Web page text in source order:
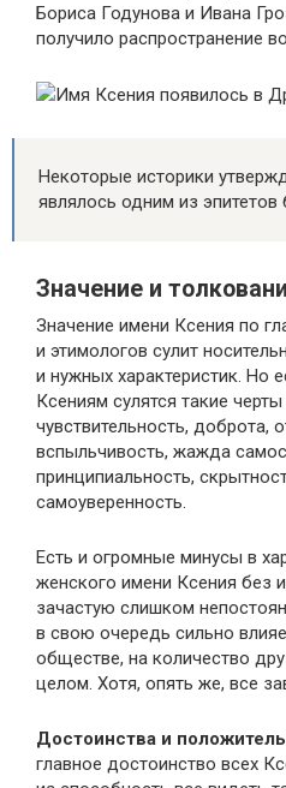
Бориса Годунова и Ивана
получило распространение
Имя Ксения появилось в
Некоторые историки
являлось одним из
Значение и
Значение имени Ксения по
и этимологов сулит
и нужных характеристик. Но
Ксениям сулятся такие
чувствительность, доброта,
вспыльчивость, жажда
принципиальность,
самоуверенность.
Есть и огромные минусы в
женского имени Ксения без
зачастую слишком
в свою очередь сильно
обществе, на количество
целом. Хотя, опять же, все
Достоинства и
главное достоинство всех